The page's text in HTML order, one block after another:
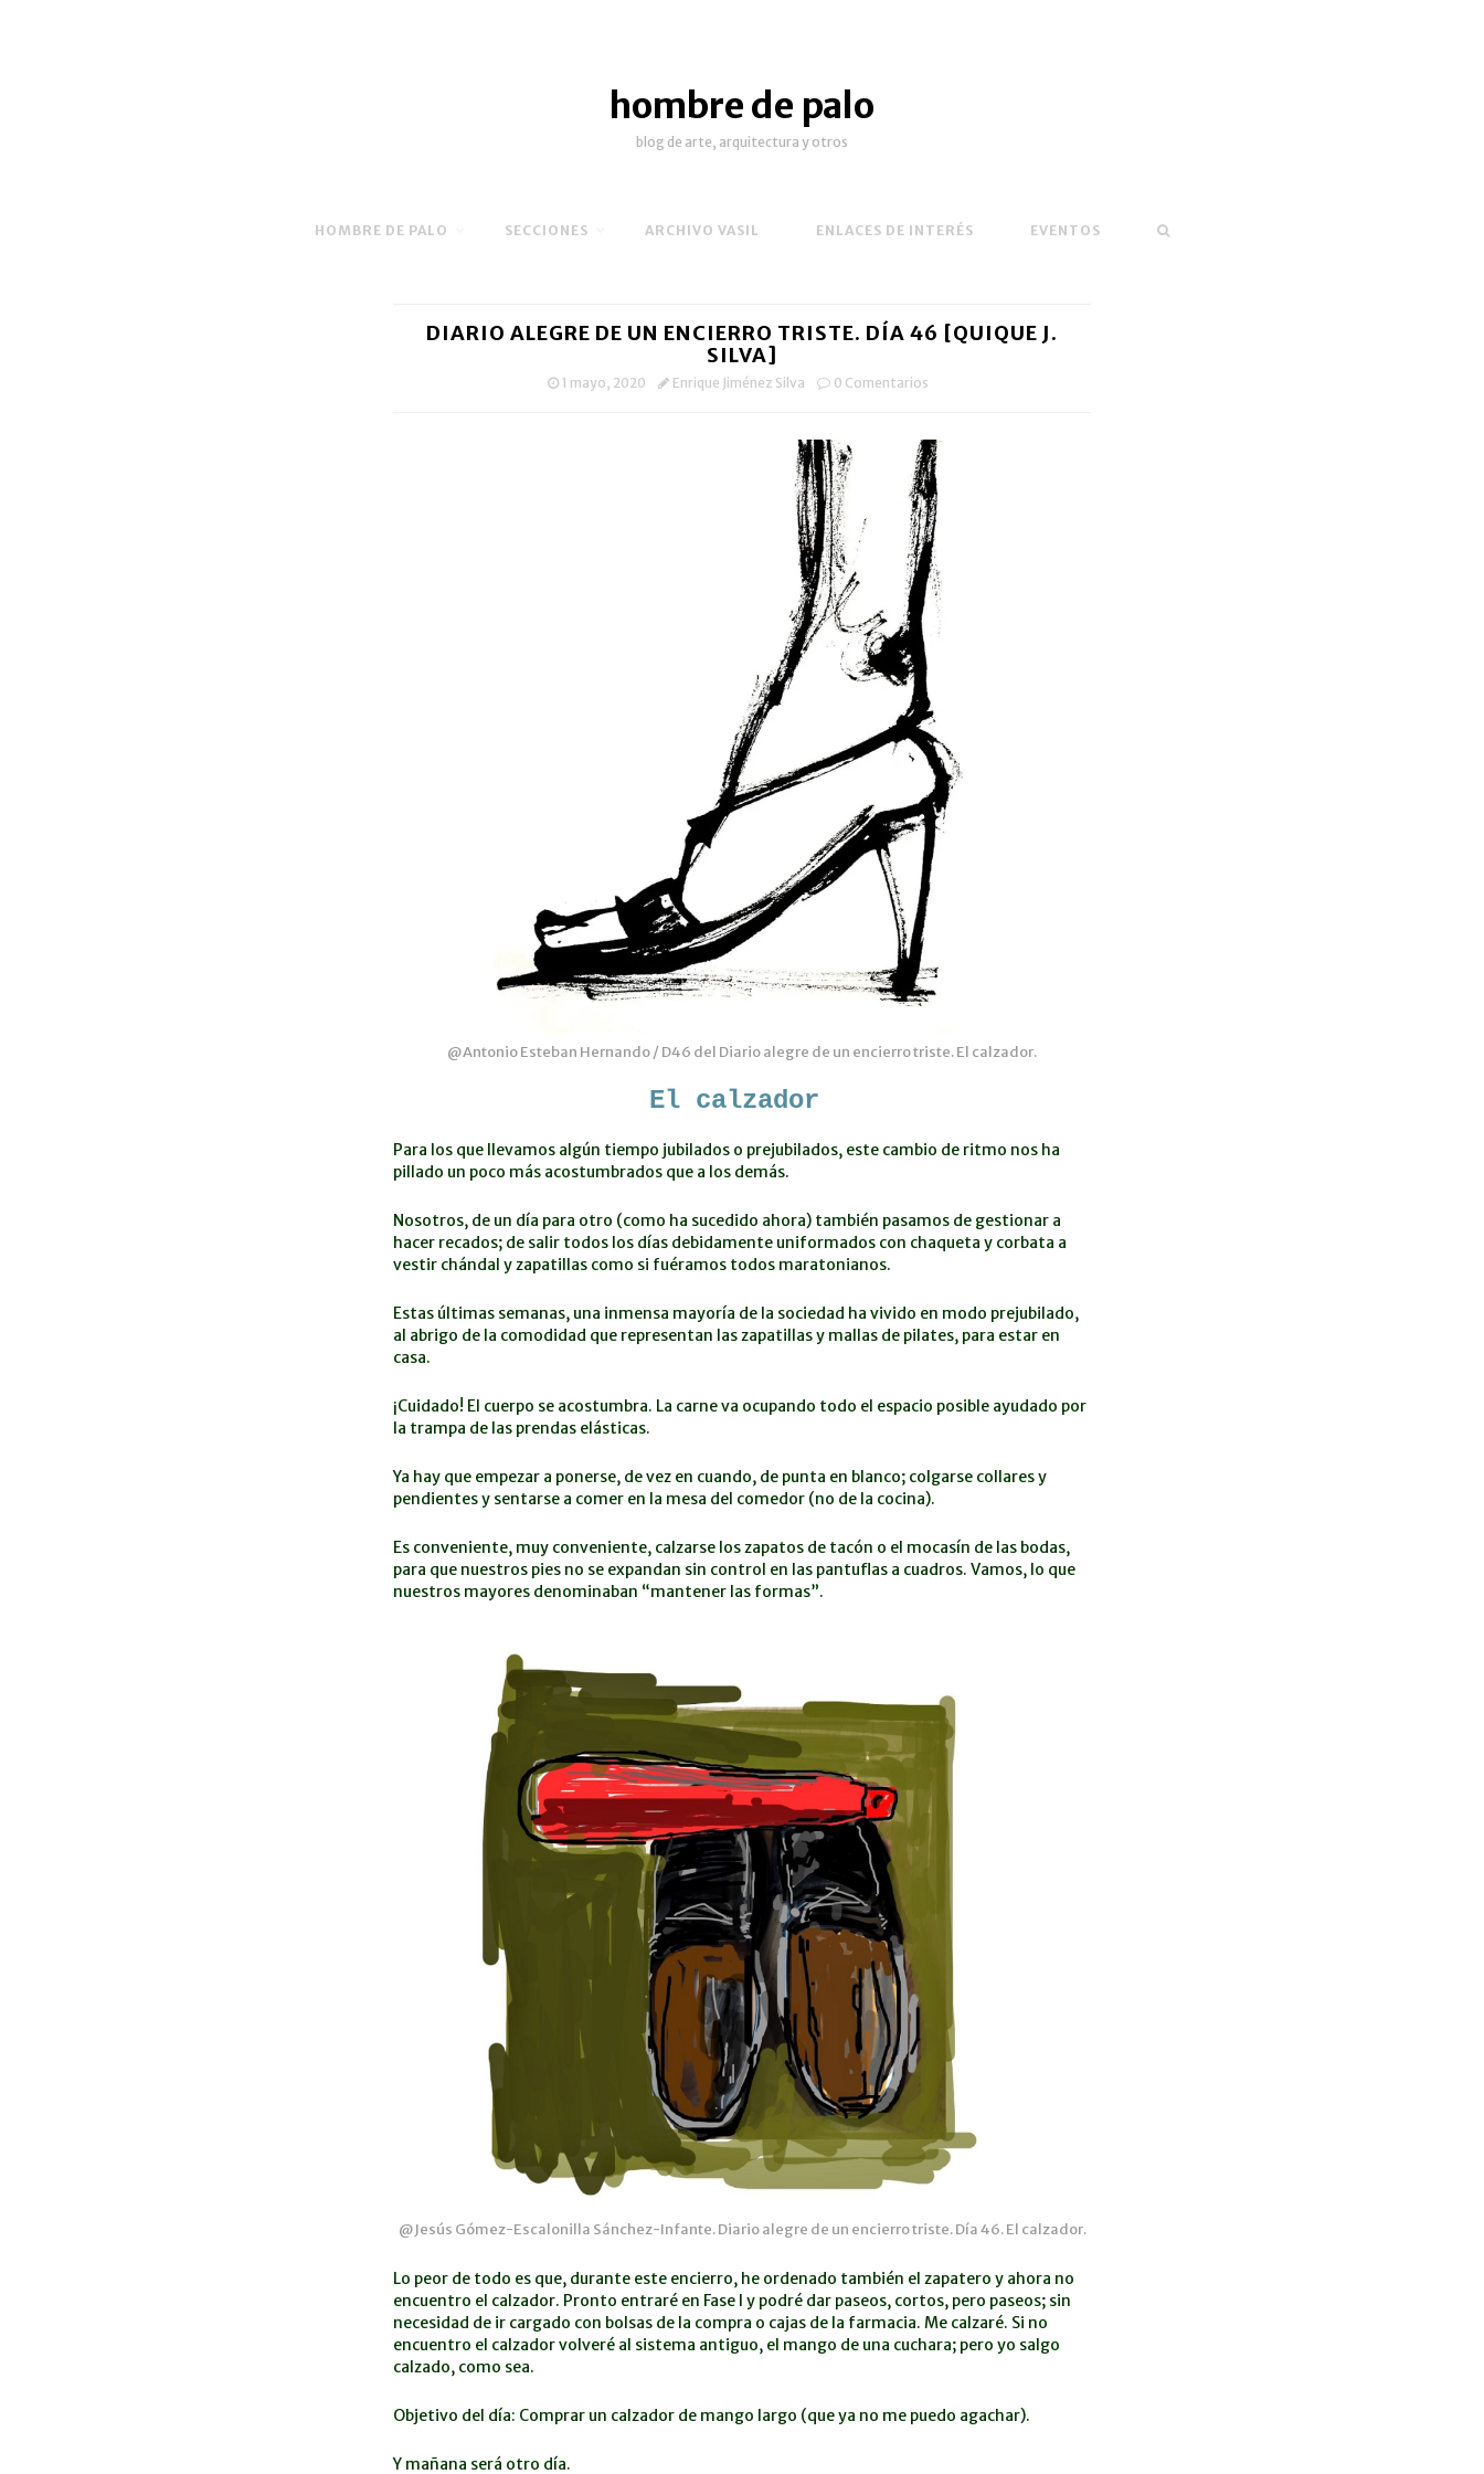
hombre de palo
blog de arte, arquitectura y otros
HOMBRE DE PALO SECCIONES ARCHIVO VASIL ENLACES DE INTERÉS EVENTOS
DIARIO ALEGRE DE UN ENCIERRO TRISTE. DÍA 46 [QUIQUE J.
SILVA]
1 mayo, 2020 Enrique Jiménez Silva 0 Comentarios
@Antonio Esteban Hernando / D46 del Diario alegre de un encierro triste. El calzador.
El calzador
Para los que llevamos algún tiempo jubilados o prejubilados, este cambio de ritmo nos ha
pillado un poco más acostumbrados que a los demás.
Nosotros, de un día para otro (como ha sucedido ahora) también pasamos de gestionar a
hacer recados; de salir todos los días debidamente uniformados con chaqueta y corbata a
vestir chándal y zapatillas como si fuéramos todos maratonianos.
Estas últimas semanas, una inmensa mayoría de la sociedad ha vivido en modo prejubilado,
al abrigo de la comodidad que representan las zapatillas y mallas de pilates, para estar en
casa.
¡Cuidado! El cuerpo se acostumbra. La carne va ocupando todo el espacio posible ayudado por
la trampa de las prendas elásticas.
Ya hay que empezar a ponerse, de vez en cuando, de punta en blanco; colgarse collares y
pendientes y sentarse a comer en la mesa del comedor (no de la cocina).
Es conveniente, muy conveniente, calzarse los zapatos de tacón o el mocasín de las bodas,
para que nuestros pies no se expandan sin control en las pantuflas a cuadros. Vamos, lo que
nuestros mayores denominaban “mantener las formas”.
@Jesús Gómez-Escalonilla Sánchez-Infante. Diario alegre de un encierro triste. Día 46. El calzador.
Lo peor de todo es que, durante este encierro, he ordenado también el zapatero y ahora no
encuentro el calzador. Pronto entraré en Fase I y podré dar paseos, cortos, pero paseos; sin
necesidad de ir cargado con bolsas de la compra o cajas de la farmacia. Me calzaré. Si no
encuentro el calzador volveré al sistema antiguo, el mango de una cuchara; pero yo salgo
calzado, como sea.
Objetivo del día: Comprar un calzador de mango largo (que ya no me puedo agachar).
Y mañana será otro día.